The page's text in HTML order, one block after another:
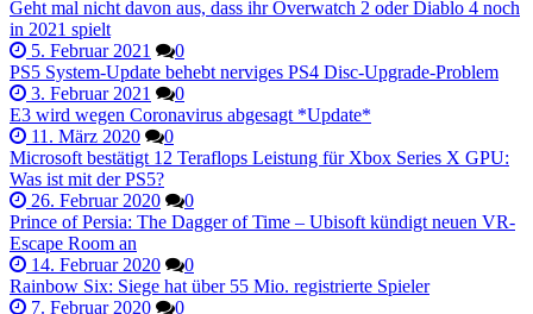
Geht mal nicht davon aus, dass ihr Overwatch 2 oder Diablo 4 noch
in 2021 spielt
5. Februar 2021
0
PS5 System-Update behebt nerviges PS4 Disc-Upgrade-Problem
3. Februar 2021
0
E3 wird wegen Coronavirus abgesagt *Update*
11. März 2020
0
Microsoft bestätigt 12 Teraflops Leistung für Xbox Series X GPU:
Was ist mit der PS5?
26. Februar 2020
0
Prince of Persia: The Dagger of Time – Ubisoft kündigt neuen VR-
Escape Room an
14. Februar 2020
0
Rainbow Six: Siege hat über 55 Mio. registrierte Spieler
7. Februar 2020
0